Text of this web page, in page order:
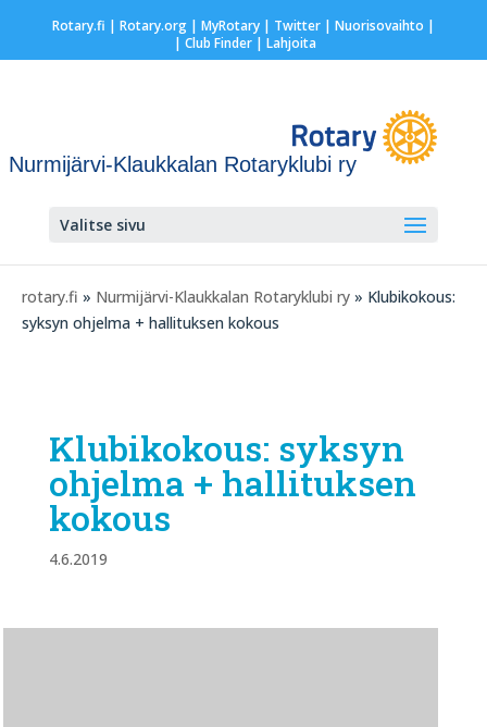
Rotary.fi | Rotary.org| MyRotary| Twitter| Nuorisovaihto |
| Club Finder| Lahjoita
Nurmijärvi-Klaukkalan Rotaryklubi ry
Valitse sivu
rotary.fi » Nurmijärvi-Klaukkalan Rotaryklubi ry » Klubikokous:
syksyn ohjelma + hallituksen kokous
Klubikokous: syksyn
ohjelma + hallituksen
kokous
4.6.2019